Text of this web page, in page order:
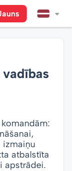
izmaiņu
atbalstīta
apstrādei.